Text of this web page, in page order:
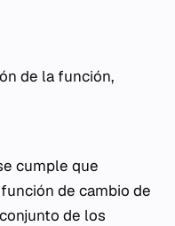
de la función,
cumple que
de cambio de
de los